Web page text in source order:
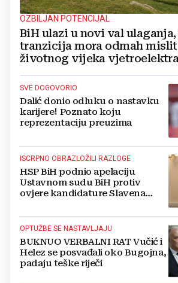
OZBILJAN POTENCIJAL
BiH ulazi u novi val
tranzicija mora odmah
životnog vijeka
SVE DOGOVORIO
Dalić donio odluku o nastavku
karijere! Poznato koju
reprezentaciju preuzima
ISCRPNO OBRAZLOŽILI RAZLOGE
HSP BiH podnio apelaciju
Ustavnom sudu BiH protiv
ovjere kandidature Slavena
OPTUŽBE SE NASTAVLJAJU
BUKNUO VERBALNI RAT Vučić i
Helez se posvađali oko Bugojna,
padaju teške riječi